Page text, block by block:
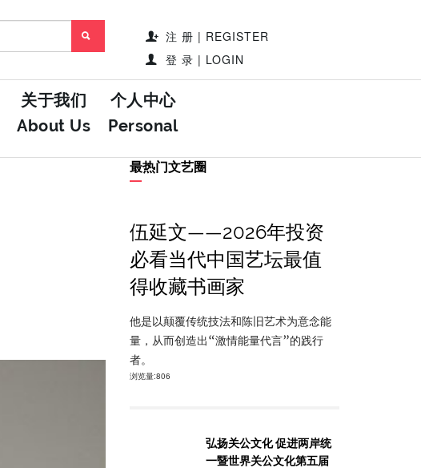
注 册 | REGISTER
登 录 | LOGIN
关于我们
About Us
个人中心
Personal
最热门文艺圈
伍延文——2026年投资
必看当代中国艺坛最值
得收藏书画家
他是以颠覆传统技法和陈旧艺术为意念能
量，从而创造出“激情能量代言”的践行
者。
浏览量:806
弘扬关公文化 促进两岸统
一暨世界关公文化第五届